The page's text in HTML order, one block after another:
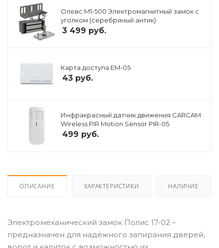
Олевс M1-500 Электромагнитный замок с
уголком (серебряный антик)
3 499 руб.
Карта доступа EM-05
43 руб.
Инфракрасный датчик движения CARCAM
Wireless PIR Motion Sensor PIR-05
499 руб.
ОПИСАНИЕ ХАРАКТЕРИСТИКИ НАЛИЧИЕ
Электромеханический замок Полис 17-02 –
предназначен для надёжного запирания дверей,